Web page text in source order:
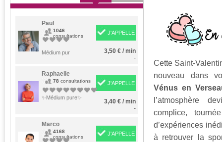
Bélier Taureau Gémeaux Cancer
Lion Vierge Scorpion
Sagittaire Capricorne
Paul
1046
consultations
Médium pur
J'APPELLE
3,50 € / min
-
Raphaelle
78 consultations
✨Médium pure✨
J'APPELLE
3,40 € / min
-
Marco
4168
consultations
J'APPELLE
Cette Saint-
nouveau dans
Vénus en
l’atmosphère
complice,
d’expériences
à retrouver la